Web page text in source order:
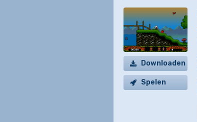
Downloaden
Spelen